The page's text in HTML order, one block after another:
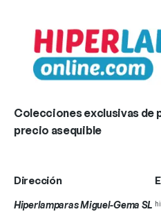
Colecciones exclusivas de
precio asequible
Dirección
Hiperlamparas Miguel-Gema SL